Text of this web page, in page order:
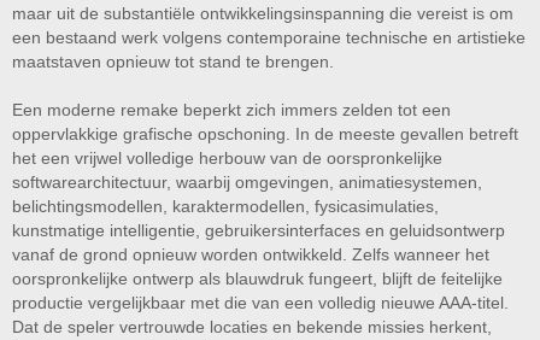
maar uit de substantiële ontwikkelingsinspanning die vereist is om
een bestaand werk volgens contemporaine technische en artistieke
maatstaven opnieuw tot stand te brengen.
Een moderne remake beperkt zich immers zelden tot een
oppervlakkige grafische opschoning. In de meeste gevallen betreft
het een vrijwel volledige herbouw van de oorspronkelijke
softwarearchitectuur, waarbij omgevingen, animatiesystemen,
belichtingsmodellen, karaktermodellen, fysicasimulaties,
kunstmatige intelligentie, gebruikersinterfaces en geluidsontwerp
vanaf de grond opnieuw worden ontwikkeld. Zelfs wanneer het
oorspronkelijke ontwerp als blauwdruk fungeert, blijft de feitelijke
productie vergelijkbaar met die van een volledig nieuwe AAA-titel.
Dat de speler vertrouwde locaties en bekende missies herkent,